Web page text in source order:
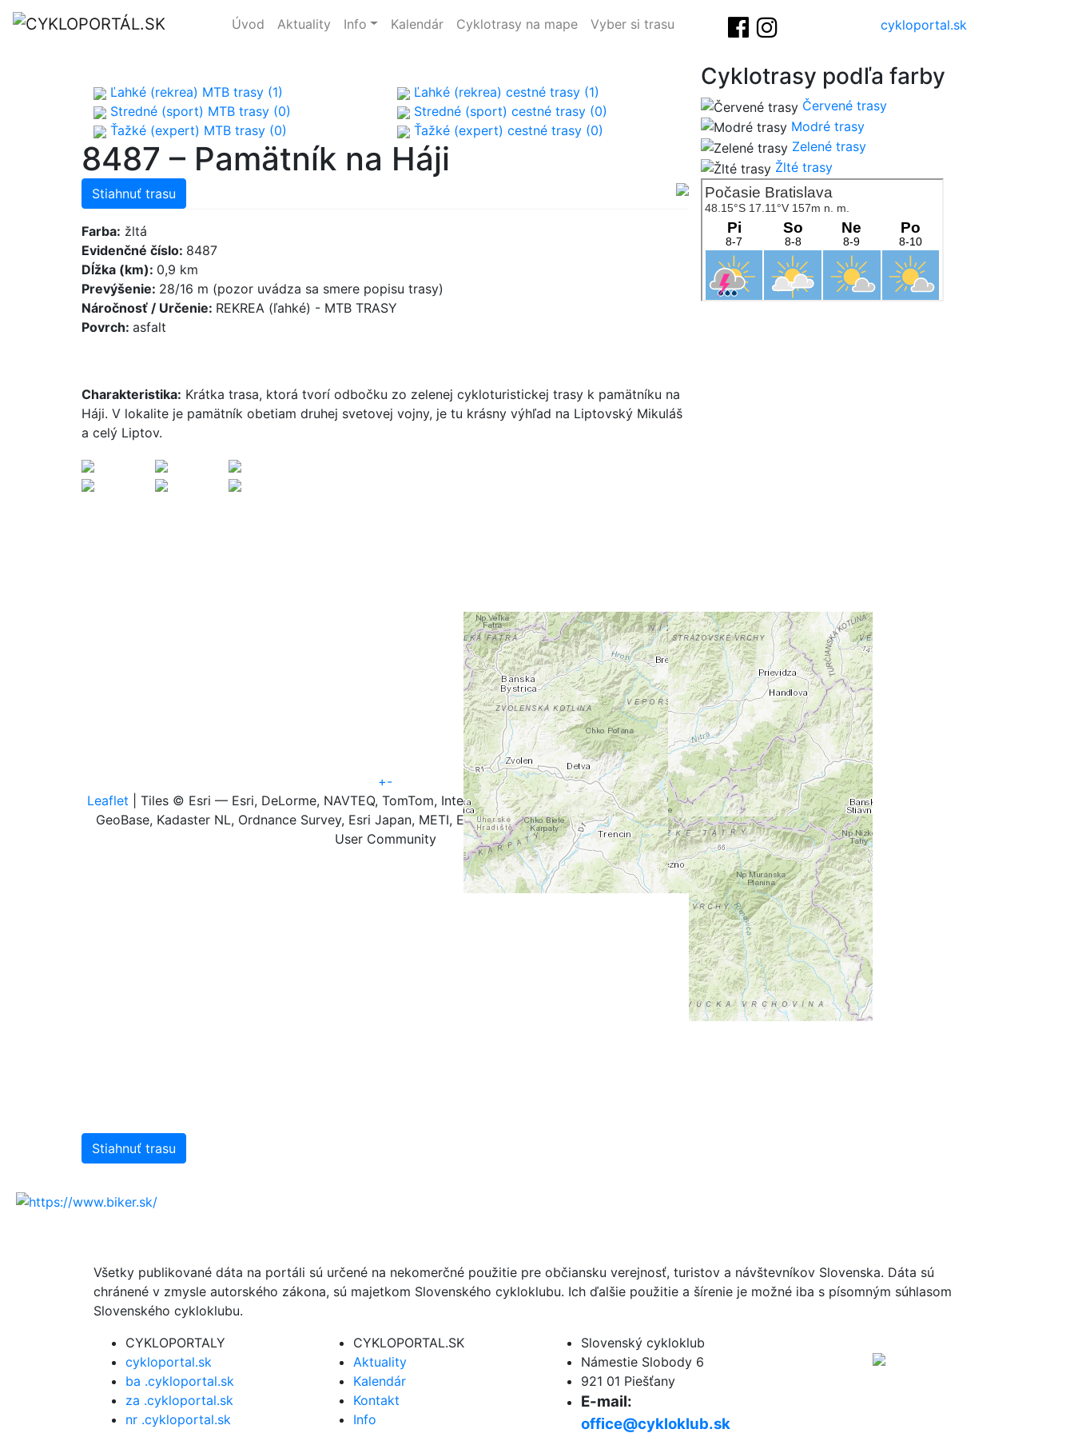
Úvod Aktuality Info Kalendár Cyklotrasy na mape Vyber si trasu cykloportal.sk
Ľahké (rekrea) MTB trasy (1)
Stredné (sport) MTB trasy (0)
Ťažké (expert) MTB trasy (0)
Ľahké (rekrea) cestné trasy (1)
Stredné (sport) cestné trasy (0)
Ťažké (expert) cestné trasy (0)
8487 – Pamätník na Háji
Stiahnuť trasu
Farba: žltá
Evidenčné číslo: 8487
Dĺžka (km): 0,9 km
Prevýšenie: 28/16 m (pozor uvádza sa smere popisu trasy)
Náročnosť / Určenie: REKREA (ľahké) - MTB TRASY
Povrch: asfalt
Charakteristika: Krátka trasa, ktorá tvorí odbočku zo zelenej cykloturistickej trasy k pamätníku na
Háji. V lokalite je pamätník obetiam druhej svetovej vojny, je tu krásny výhľad na Liptovský Mikuláš
a celý Liptov.
+-
Leaflet | Tiles © Esri — Esri, DeLorme, NAVTEQ, TomTom, Intermap, iPC, USGS, FAO, NPS, NRCAN,
GeoBase, Kadaster NL, Ordnance Survey, Esri Japan, METI, Esri China (Hong Kong), and the GIS
User Community
Stiahnuť trasu
Cyklotrasy podľa farby
Červené trasy
Modré trasy
Zelené trasy
Žlté trasy
Všetky publikované dáta na portáli sú určené na nekomerčné použitie pre občiansku verejnosť, turistov a návštevníkov Slovenska. Dáta sú
chránené v zmysle autorského zákona, sú majetkom Slovenského cykloklubu. Ich ďalšie použitie a šírenie je možné iba s písomným súhlasom
Slovenského cykloklubu.
CYKLOPORTALY
cykloportal.sk
ba .cykloportal.sk
za .cykloportal.sk
nr .cykloportal.sk
CYKLOPORTAL.SK
Aktuality
Kalendár
Kontakt
Info
Slovenský cykloklub
Námestie Slobody 6
921 01 Piešťany
E-mail:
office@cykloklub.sk